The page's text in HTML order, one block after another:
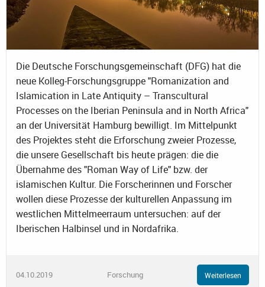
Die Deutsche Forschungsgemeinschaft (DFG) hat die
neue Kolleg-Forschungsgruppe "Romanization and
Islamication in Late Antiquity – Transcultural
Processes on the Iberian Peninsula and in North Africa"
an der Universität Hamburg bewilligt. Im Mittelpunkt
des Projektes steht die Erforschung zweier Prozesse,
die unsere Gesellschaft bis heute prägen: die die
Übernahme des "Roman Way of Life" bzw. der
islamischen Kultur. Die Forscherinnen und Forscher
wollen diese Prozesse der kulturellen Anpassung im
westlichen Mittelmeerraum untersuchen: auf der
Iberischen Halbinsel und in Nordafrika.
04.10.2019 Forschung Weiterlesen